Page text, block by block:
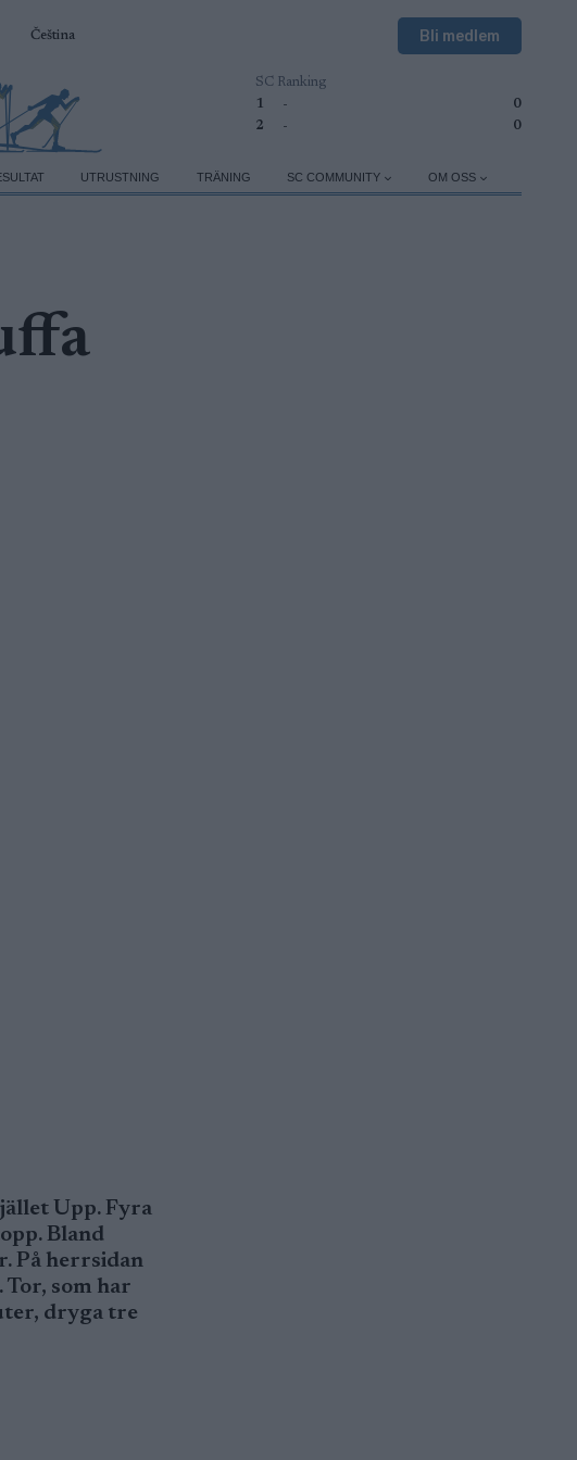
Čeština Bli medlem
SC Ranking
1
-
0
2
- 0
UTRUSTNING TRÄNING SC COMMUNITY OM OSS
Upp. Fyra
Bland
På herrsidan
Tor, som har
dryga tre